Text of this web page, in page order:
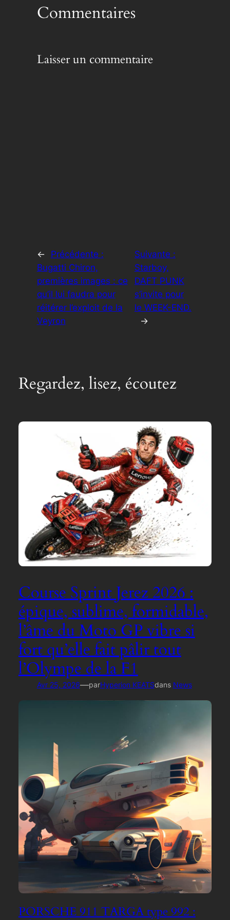
Commentaires
Laisser un commentaire
←
Précédente :
Bugatti Chiron,
premières images : ce
qu’il lui faudra pour
réitérer l’exploit de la
Veyron
Suivante :
Starboy,
DAFT PUNK
s’invite pour
le WEEK-END.
→
Regardez, lisez, écoutez
Course Sprint Jerez 2026 :
épique, sublime, formidable,
l’âme du Moto GP vibre si
fort qu’elle fait pâlir tout
l’Olympe de la F1
Avr 25, 2026—parHyperion KEATSdans News
PORSCHE 911 TARGA type 992 :